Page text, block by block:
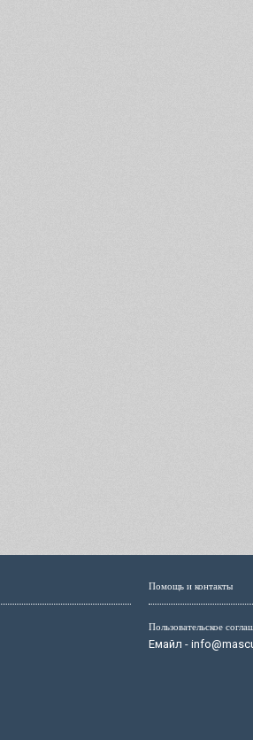
Помощь и контакты
Пользовательское
Емайл -